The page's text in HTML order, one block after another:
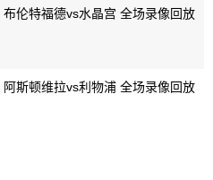
伦特福德vs水晶宫 全场录像回放
斯顿维拉vs利物浦 全场录像回放